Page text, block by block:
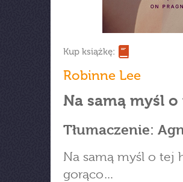
Kup książkę:
Robinne Lee
Na samą myśl o
Tłumaczenie:
Na samą myśl o tej
gorąco…